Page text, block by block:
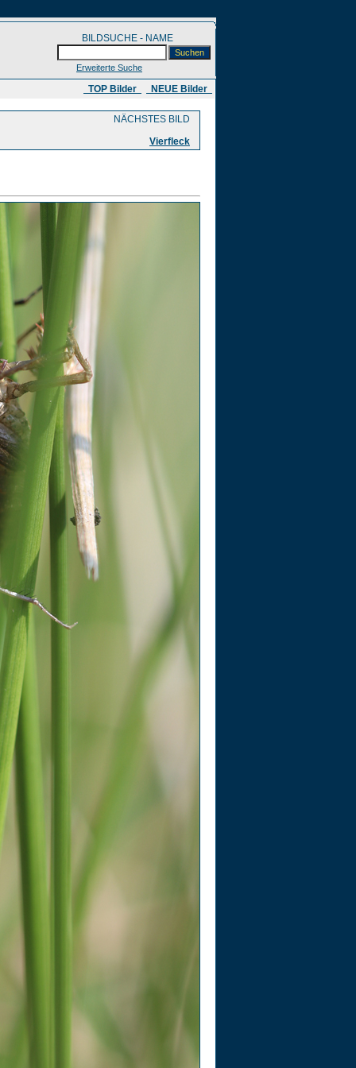
BILDSUCHE - NAME
Erweiterte Suche
​ TOP Bilder NEUE Bilder
NÄCHSTES BILD
Vierfleck